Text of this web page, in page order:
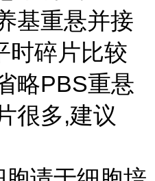
基重悬并接
时碎片比较
略PBS重悬
很多,建议